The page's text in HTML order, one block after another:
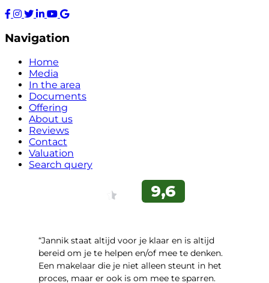
Navigation
Home
Media
In the area
Documents
Offering
About us
Reviews
Contact
Valuation
Search query
“Jannik staat altijd voor je klaar en is altijd
bereid om je te helpen en/of mee te denken.
Een makelaar die je niet alleen steunt in het
proces, maar er ook is om mee te sparren.